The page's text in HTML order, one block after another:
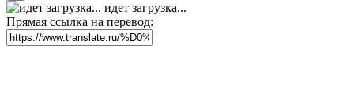
идет загрузка...
Прямая ссылка на перевод: